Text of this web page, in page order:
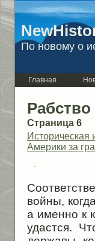
По новому о
Главная
Страница 6
Америки за
войны,
а именно к
удастся.